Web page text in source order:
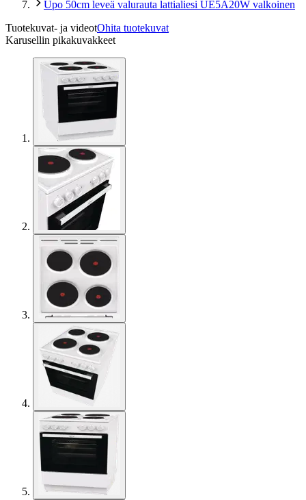
Upo 50cm leveä valurauta lattialiesi UE5A20W valkoinen
Tuotekuvat- ja videotOhita tuotekuvat
Karusellin pikakuvakkeet